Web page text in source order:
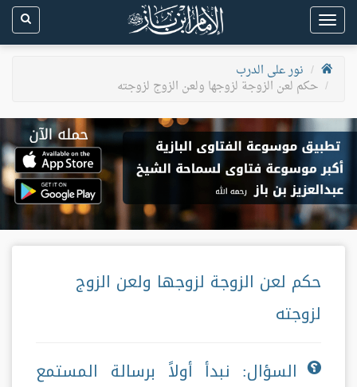
Toggle
navigation
نور على الدرب
حكم لعن الزوجة لزوجها ولعن الزوج لزوجته
حكم لعن الزوجة لزوجها ولعن الزوج
لزوجته
السؤال: نبدأ أولاً برسالة المستمع